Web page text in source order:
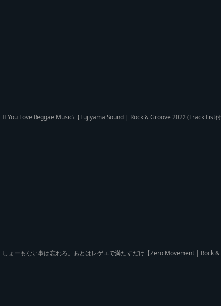
If You Love Reggae Music?【Fujiyama Sound | Rock & Groove 2022 (Track List
しょーもない事は忘れろ。あとはレゲエで満たすだけ【Zero Movement | Rock